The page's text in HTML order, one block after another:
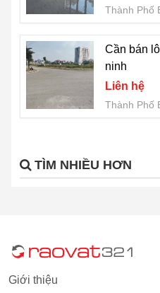
Thành Phố
Cần bán
ninh
Liên hệ
Thành Phố
TÌM NHIỀU HƠN
Giới thiệu